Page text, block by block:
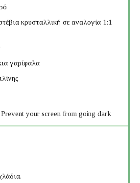
κρυσταλλική σε αναλογία 1:1
γαρίφαλα
Prevent your screen from going dark